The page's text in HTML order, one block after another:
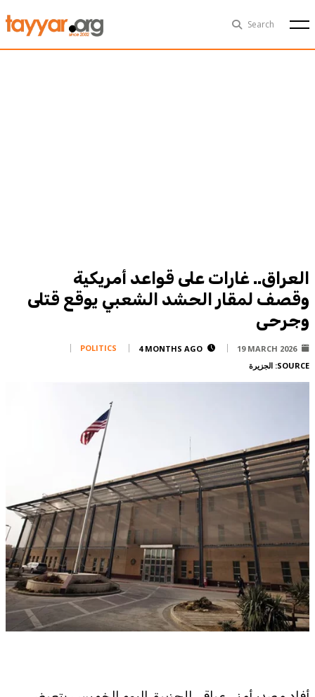
Search
Fri, Aug 7th 29°C
Writers
Legal
Privacy Policy
Terms Of Use
Cookies Policy
العراق.. غارات على قواعد أمريكية
وقصف لمقار الحشد الشعبي يوقع قتلى
وجرحى
19 MARCH 2026
4 MONTHS AGO
POLITICS
SOURCE: الجزيرة